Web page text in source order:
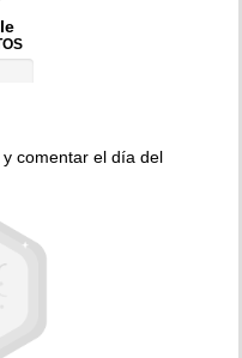
comentar el día del